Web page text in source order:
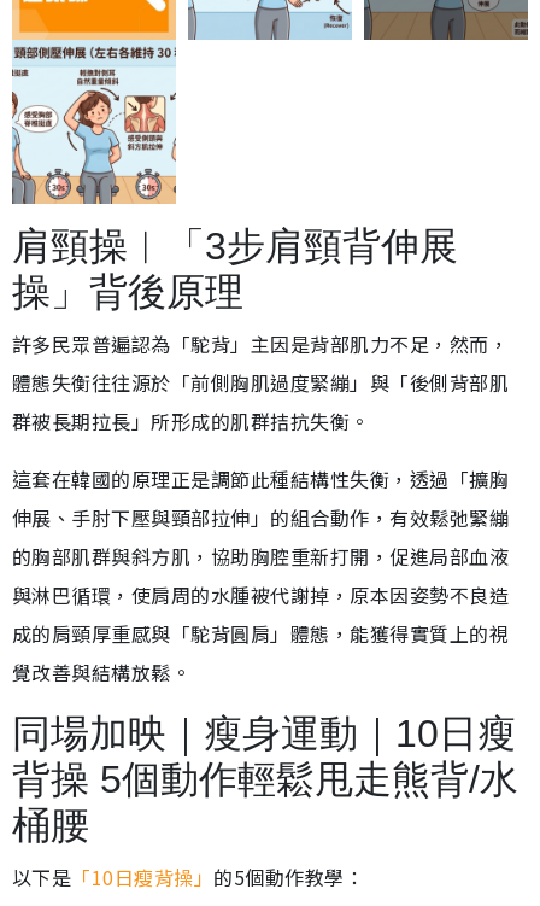
肩頸操︱「3步肩頸背伸展
操」背後原理
許多民眾普遍認為「駝背」主因是背部肌力不足，然而，
體態失衡往往源於「前側胸肌過度緊繃」與「後側背部肌
群被長期拉長」所形成的肌群拮抗失衡。
這套在韓國的原理正是調節此種結構性失衡，透過「擴胸
伸展、手肘下壓與頸部拉伸」的組合動作，有效鬆弛緊繃
的胸部肌群與斜方肌，協助胸腔重新打開，促進局部血液
與淋巴循環，使肩周的水腫被代謝掉，原本因姿勢不良造
成的肩頸厚重感與「駝背圓肩」體態，能獲得實質上的視
覺改善與結構放鬆。
同場加映｜瘦身運動｜10日瘦
背操 5個動作輕鬆甩走熊背/水
桶腰
以下是 「10日瘦背操」 的5個動作教學：